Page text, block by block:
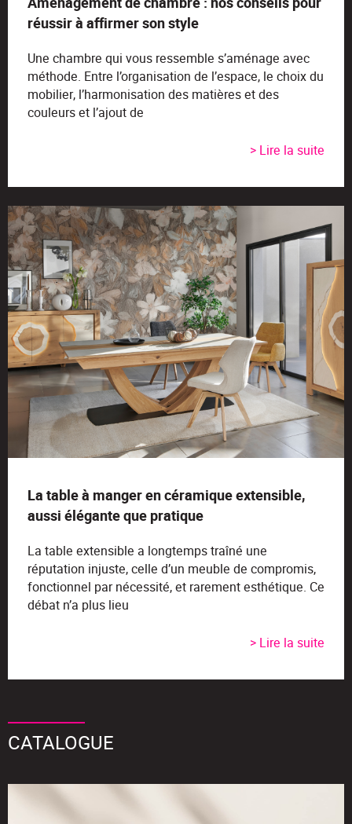
réussir à affirmer son style
Une chambre qui vous ressemble s’aménage avec
méthode. Entre l’organisation de l’espace, le choix du
mobilier, l’harmonisation des matières et des
couleurs et l’ajout de
> Lire la suite
La table à manger en céramique extensible,
aussi élégante que pratique
La table extensible a longtemps traîné une
réputation injuste, celle d’un meuble de compromis,
fonctionnel par nécessité, et rarement esthétique. Ce
débat n’a plus lieu
> Lire la suite
CATALOGUE